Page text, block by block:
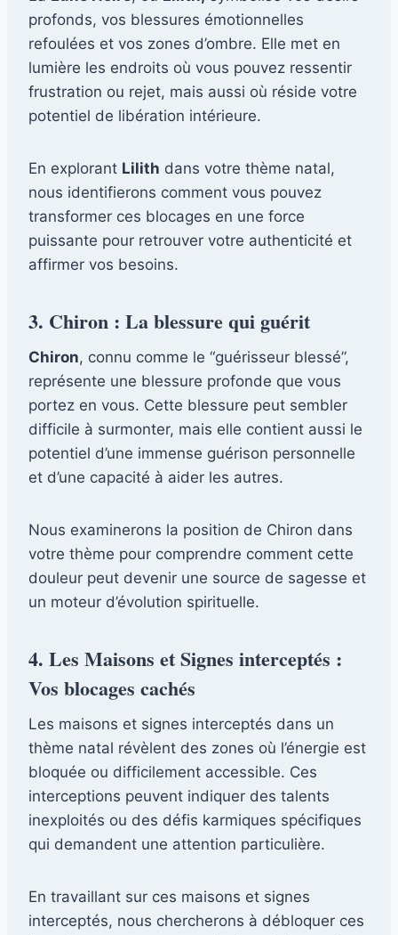
profonds, vos blessures émotionnelles
refoulées et vos zones d’ombre. Elle met en
lumière les endroits où vous pouvez ressentir
frustration ou rejet, mais aussi où réside votre
potentiel de libération intérieure.
En explorant Lilith dans votre thème natal,
nous identifierons comment vous pouvez
transformer ces blocages en une force
puissante pour retrouver votre authenticité et
affirmer vos besoins.
3. Chiron : La blessure qui guérit
Chiron, connu comme le “guérisseur blessé”,
représente une blessure profonde que vous
portez en vous. Cette blessure peut sembler
difficile à surmonter, mais elle contient aussi le
potentiel d’une immense guérison personnelle
et d’une capacité à aider les autres.
Nous examinerons la position de Chiron dans
votre thème pour comprendre comment cette
douleur peut devenir une source de sagesse et
un moteur d’évolution spirituelle.
4. Les Maisons et Signes interceptés :
Vos blocages cachés
Les maisons et signes interceptés dans un
thème natal révèlent des zones où l’énergie est
bloquée ou difficilement accessible. Ces
interceptions peuvent indiquer des talents
inexploités ou des défis karmiques spécifiques
qui demandent une attention particulière.
En travaillant sur ces maisons et signes
interceptés, nous chercherons à débloquer ces